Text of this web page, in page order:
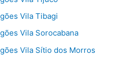
Vila Tibagi
Vila Sorocabana
Vila Sítio dos Morros